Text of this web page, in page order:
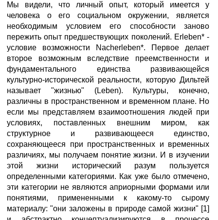
Мы видели, что личный опыт, который имеется у
человека о его социальном окружении, является
необходимым условием его способности заново
пережить опыт предшествующих поколений. Erleben* -
условие возможности Nacherleben*. Первое делает
второе возможным вследствие преемственности и
фундаментального единства развивающейся
культурно-исторической реальности, которую Дильтей
называет "жизнью" (Leben). Культуры, конечно,
различны в пространственном и временном плане. Но
если мы представляем взаимоотношения людей при
условиях, поставленных внешним миром, как
структурное и развивающееся единство,
сохраняющееся при пространственных и временных
различиях, мы получаем понятие жизни. И в изучении
этой жизни исторический разум пользуется
определенными категориями. Как уже было отмечено,
эти категории не являются априорными формами или
понятиями, примененными к какому-то сырому
материалу: "они заложены в природе самой жизни" [1]